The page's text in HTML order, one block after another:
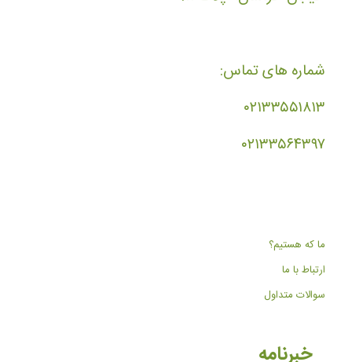
شماره های تماس:
۰۲۱۳۳۵۵۱۸۱۳
۰۲۱۳۳۵۶۴۳۹۷
ما که هستیم؟
ارتباط با ما
سوالات متداول
خبرنامه